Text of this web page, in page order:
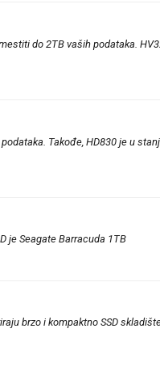
do 2TB vaših podataka.
Takođe, HD830 je u
je Seagate Barracuda 1TB
brzo i kompaktno SSD